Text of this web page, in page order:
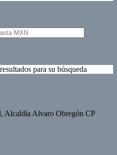
para su búsqueda
Alcaldía Alvaro Obregón CP